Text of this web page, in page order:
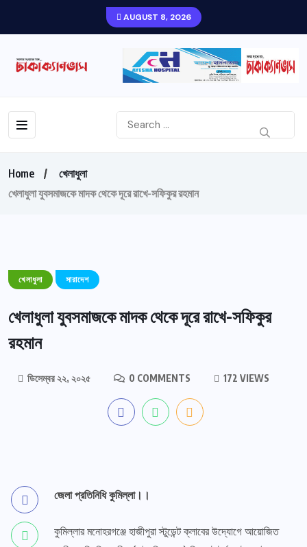
AUGUST 8, 2026
Home
খেলাধুলা
খেলাধুলা যুবসমাজকে মাদক থেকে দূরে রাখে-সফিকুর রহমান
খেলাধুলা সারাদেশ
খেলাধুলা যুবসমাজকে মাদক থেকে দূরে রাখে-সফিকুর
রহমান
ডিসেম্বর ২২, ২০২৫ 0 COMMENTS 172 VIEWS
জেলা প্রতিনিধি কুমিল্লা।।
কুমিল্লার মনোহরগঞ্জে হাজীপুরা স্টুডেন্ট ক্লাবের উদ্যোগে আয়োজিত